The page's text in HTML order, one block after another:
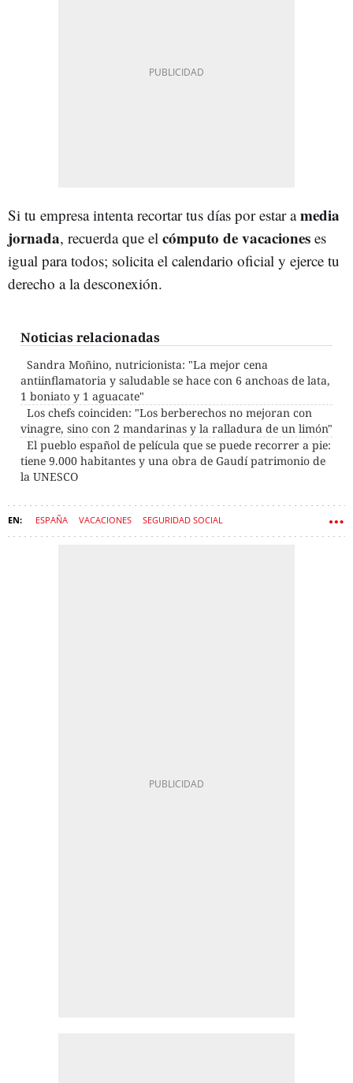
Si tu empresa intenta recortar tus días por estar amedia
jornada, recuerda que el cómputo de vacaciones es
igual para todos; solicita el calendario oficial y ejerce tu
derecho a la desconexión.
Noticias relacionadas
Sandra Moñino, nutricionista: "La mejor cena
antiinflamatoria y saludable se hace con 6 anchoas de lata,
1 boniato y 1 aguacate"
Los chefs coinciden: "Los berberechos no mejoran con
vinagre, sino con 2 mandarinas y la ralladura de un limón"
El pueblo español de película que se puede recorrer a pie:
tiene 9.000 habitantes y una obra de Gaudí patrimonio de
la UNESCO
ESPAÑA VACACIONES SEGURIDAD SOCIAL